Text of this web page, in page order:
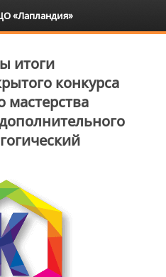
итоги
конкурса
мастерства
«Лапландия»